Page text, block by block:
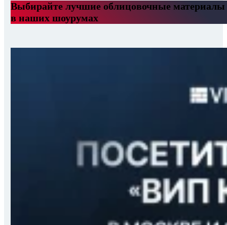
Выбирайте лучшие облицовочные материалы
в наших шоурумах